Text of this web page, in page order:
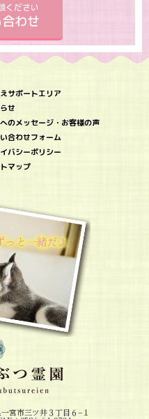
ください
わせ
宮市三ツ井３丁目６−１
サポートエリア
せ
のメッセージ・お客様の声
合わせフォーム
バシーポリシー
マップ